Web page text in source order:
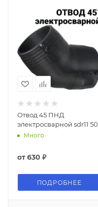
Отвод 45 ПНД
электросварной sdr11 50
Много
от630 ₽
ПОДРОБНЕЕ